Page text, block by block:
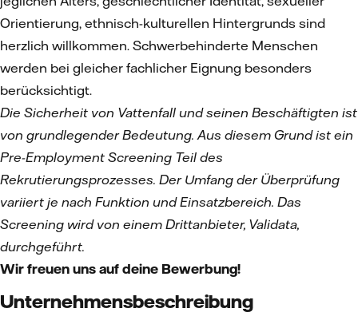
Orientierung, ethnisch-kulturellen Hintergrunds sind
herzlich willkommen. Schwerbehinderte Menschen
werden bei gleicher fachlicher Eignung besonders
berücksichtigt.
Die Sicherheit von Vattenfall und seinen Beschäftigten ist
von grundlegender Bedeutung. Aus diesem Grund ist ein
Pre-Employment Screening Teil des
Rekrutierungsprozesses. Der Umfang der Überprüfung
variiert je nach Funktion und Einsatzbereich. Das
Screening wird von einem Drittanbieter, Validata,
durchgeführt.
Wir freuen uns auf deine Bewerbung!
Unternehmensbeschreibung